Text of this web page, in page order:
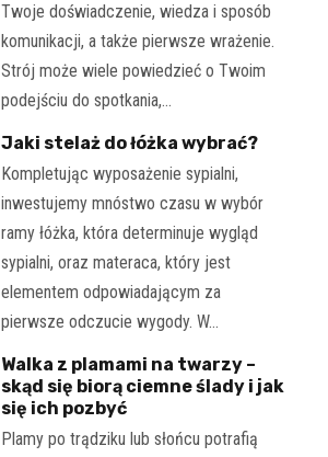
Twoje doświadczenie, wiedza i sposób
komunikacji, a także pierwsze wrażenie.
Strój może wiele powiedzieć o Twoim
podejściu do spotkania,…
Jaki stelaż do łóżka wybrać?
Kompletując wyposażenie sypialni,
inwestujemy mnóstwo czasu w wybór
ramy łóżka, która determinuje wygląd
sypialni, oraz materaca, który jest
elementem odpowiadającym za
pierwsze odczucie wygody. W…
Walka z plamami na twarzy –
skąd się biorą ciemne ślady i jak
się ich pozbyć
Plamy po trądziku lub słońcu potrafią